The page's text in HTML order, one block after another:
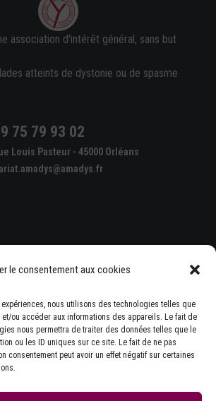
le consentement aux cookies
nous utilisons des technologies telles que
ou accéder aux informations des appareils. Le fait de
nous permettra de traiter des données telles que le
ou les ID uniques sur ce site. Le fait de ne pas
consentement peut avoir un effet négatif sur certaines
association d'intérêt général, sans but
atteints de dystonie ou de spasme
75 79 93 02
Louis Pasteur - 45000 Orléans
CONDITIONS GÉNÉRALES